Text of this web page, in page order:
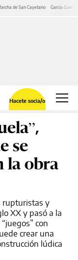
de San Cayetano García Cuerva
Hacete socia/o
se
la obra
rupturistas y
XX y pasó a la
con
crear una
lúdica